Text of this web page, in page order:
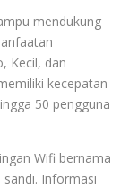
mendukung
Kecil, dan
kecepatan
50 pengguna
Wifi bernama
sandi. Informasi